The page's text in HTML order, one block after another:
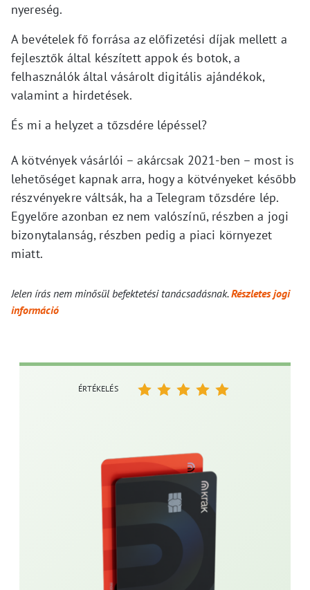
nyereség.
A bevételek fő forrása az előfizetési díjak mellett a
fejlesztők által készített appok és botok, a
felhasználók által vásárolt digitális ajándékok,
valamint a hirdetések.
És mi a helyzet a tőzsdére lépéssel?
A kötvények vásárlói – akárcsak 2021-ben – most is
lehetőséget kapnak arra, hogy a kötvényeket később
részvényekre váltsák, ha a Telegram tőzsdére lép.
Egyelőre azonban ez nem valószínű, részben a jogi
bizonytalanság, részben pedig a piaci környezet
miatt.
Jelen írás nem minősül befektetési tanácsadásnak.Részletes jogi
információ
ÉRTÉKELÉS